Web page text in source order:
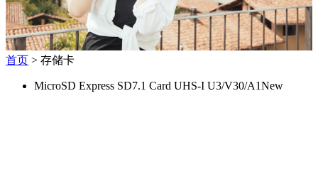
首页 > 存储卡
MicroSD Express SD7.1 Card UHS-I U3/V30/A1New